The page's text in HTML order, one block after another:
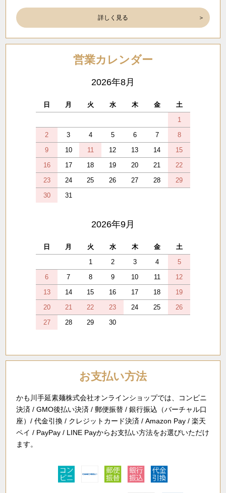
詳しく見る
営業カレンダー
2026年8月
日 月 火 水 木 金
土
1
2
3 4 5 6 7
8
9
10 11 12 13 14
15
16
17 18 19 20 21
22
23
24 25 26 27 28
29
30
31
2026年9月
日 月 火 水 木 金
土
1
2 3 4
5
6
7 8 9 10 11
12
13
14 15 16 17 18
19
20
21 22 23 24 25
26
27
28 29 30
お支払い方法
かも川手延素麺株式会社オンラインショップでは、コンビニ
決済 / GMO後払い決済 / 郵便振替 / 銀行振込（バーチャル口
座）/ 代金引換 / クレジットカード決済 / Amazon Pay / 楽天
ペイ / PayPay / LINE Payからお支払い方法をお選びいただけ
ます。